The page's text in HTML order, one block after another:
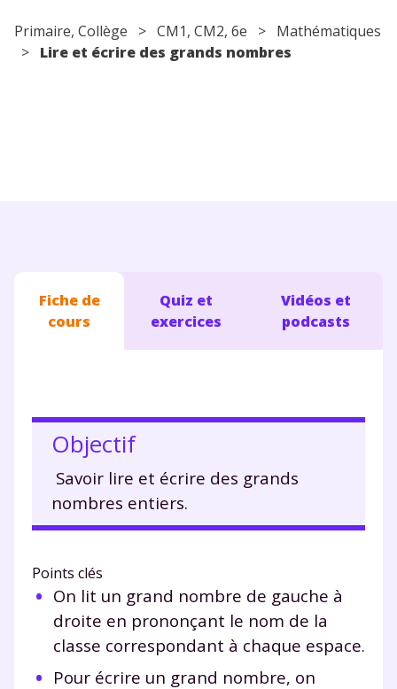
Primaire, Collège > CM1, CM2, 6e > Mathématiques
> Lire et écrire des grands nombres
Fiche de
cours
Quiz et
exercices
Vidéos et
podcasts
Objectif
Savoir lire et écrire des grands
nombres entiers.
Points clés
On lit un grand nombre de gauche à
droite en prononçant le nom de la
classe correspondant à chaque espace.
Pour écrire un grand nombre, on